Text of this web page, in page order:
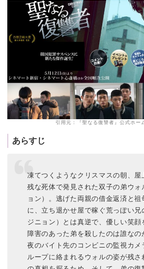
引用元：『聖なる復讐者』公式ホー
あらすじ
凍てつくようなクリスマスの朝、屋
残な死体で発見された双子の弟ウォ
ョン）。逃げた両親の借金返済と祖
に、立ち退かせ屋で稼ぐ荒っぽい兄
ジニョン）とは真逆で、優しい笑顔
障害のあった弟を殺したのは誰なの
夜のバイト先のコンビニの監視カメ
ループに絡まれるウォルの姿が残さ